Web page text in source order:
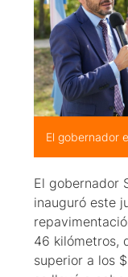
El gobernador
El gobernador
inauguró este
46 kilómetros,
superior a los